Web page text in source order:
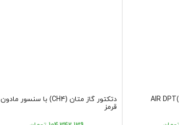
ترانسمیتر اختلاف فشار AIR DPT(
دتکتور گاز متان (CH4) با سنسور مادون
قرمز